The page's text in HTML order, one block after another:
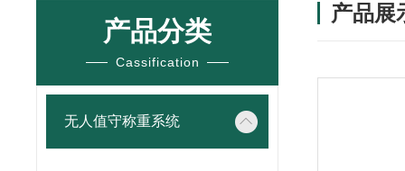
产品分类
Cassification
无人值守称重系统
产品展